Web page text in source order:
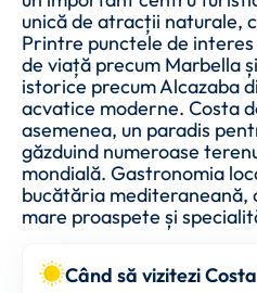
unică de atracții naturale,
Printre punctele de
de viață precum Marbella
istorice precum Alcazaba
acvatice moderne. Costa
asemenea, un paradis
găzduind numeroase
mondială. Gastronomia
bucătăria mediteraneană,
mare proaspete și
Când să vizitezi